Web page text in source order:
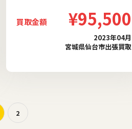
買取金額 ¥95,500
2023年04月
宮城県仙台市出張買取
2